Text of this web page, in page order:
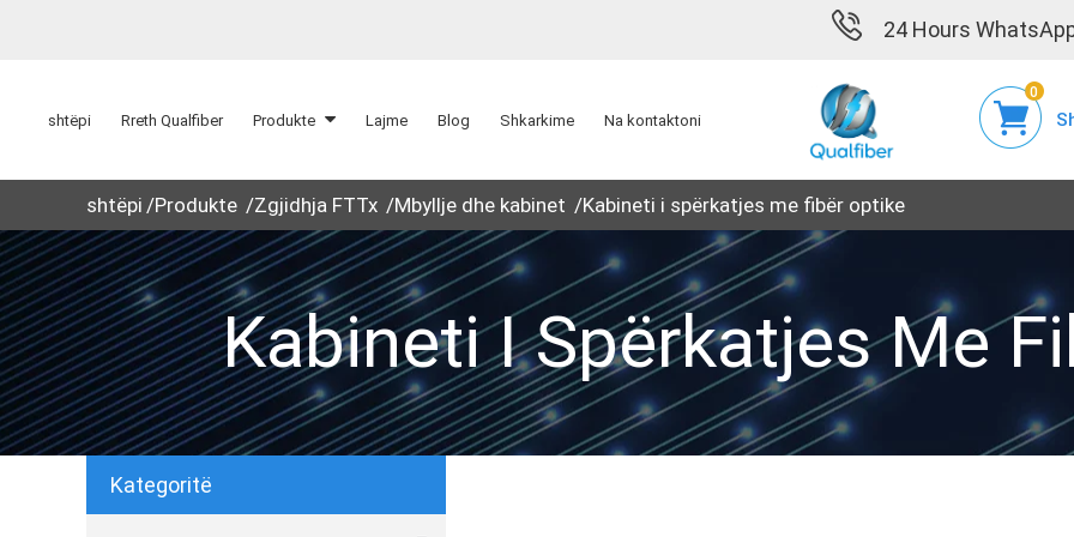
24 Hours
shtëpi Rreth Qualfiber Produkte Lajme Blog Shkarkime Na kontaktoni
0
shtëpi Produkte Zgjidhja FTTx Mbyllje dhe kabinet Kabineti i spërkatjes me fibër optike
Kabineti I Spërkatjes Me
Kategoritë